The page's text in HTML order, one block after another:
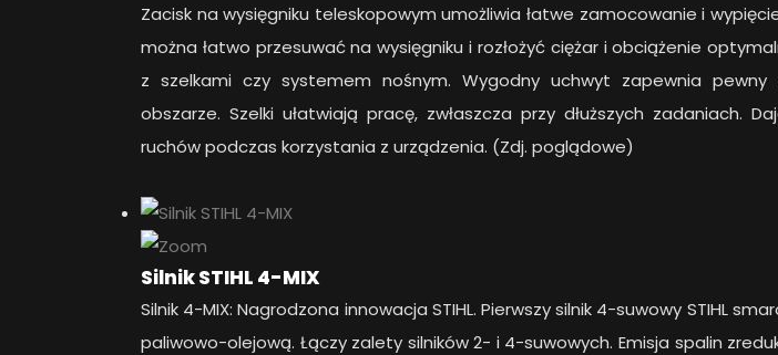
Zacisk na wysięgniku teleskopowym umożliwia łatwe zamocowanie i
można łatwo przesuwać na wysięgniku i rozłożyć ciężar i obciążenie
z szelkami czy systemem nośnym. Wygodny uchwyt zapewnia pewny
obszarze. Szelki ułatwiają pracę, zwłaszcza przy dłuższych zadaniach.
ruchów podczas korzystania z urządzenia. (Zdj. poglądowe)
Silnik STIHL 4-MIX
Silnik 4-MIX: Nagrodzona innowacja STIHL. Pierwszy silnik 4-suwowy STIHL
paliwowo-olejową. Łączy zalety silników 2- i 4-suwowych. Emisja spalin